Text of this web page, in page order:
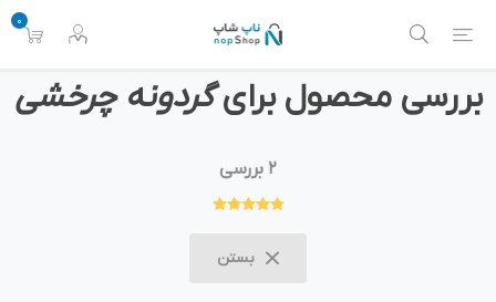
0
بررسی محصول برایگردونه چرخشی
2 بررسی
بستن